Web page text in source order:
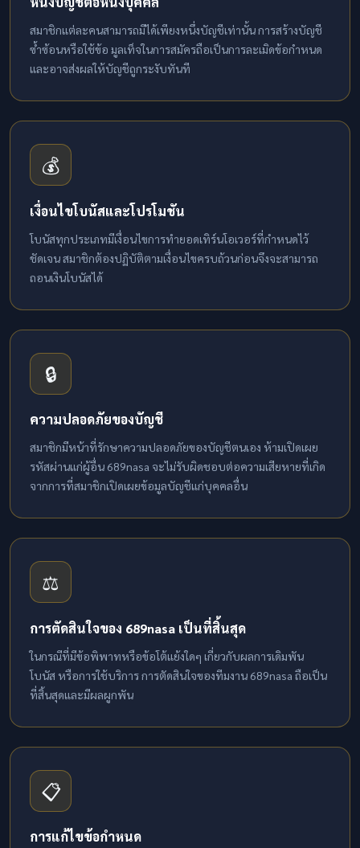
สมาชิกแต่ละคนสามารถมีได้เพียงหนึ่งบัญชีเท่านั้น การสร้างบัญชี
ซ้ำซ้อนหรือใช้ข้อ มูลเท็จในการสมัครถือเป็นการละเมิดข้อกำหนด
และอาจส่งผลให้บัญชีถูกระงับทันที
💰
เงื่อนไขโบนัสและโปรโมชัน
โบนัสทุกประเภทมีเงื่อนไขการทำยอดเทิร์นโอเวอร์ที่กำหนดไว้
ชัดเจน สมาชิกต้องปฏิบัติตามเงื่อนไขครบถ้วนก่อนจึงจะสามารถ
ถอนเงินโบนัสได้
🔒
ความปลอดภัยของบัญชี
สมาชิกมีหน้าที่รักษาความปลอดภัยของบัญชีตนเอง ห้ามเปิดเผย
รหัสผ่านแก่ผู้อื่น 689nasa จะไม่รับผิดชอบต่อความเสียหายที่เกิด
จากการที่สมาชิกเปิดเผยข้อมูลบัญชีแก่บุคคลอื่น
⚖️
การตัดสินใจของ 689nasa เป็นที่สิ้นสุด
ในกรณีที่มีข้อพิพาทหรือข้อโต้แย้งใดๆ เกี่ยวกับผลการเดิมพัน
โบนัส หรือการใช้บริการ การตัดสินใจของทีมงาน 689nasa ถือเป็น
ที่สิ้นสุดและมีผลผูกพัน
📋
การแก้ไขข้อกำหนด